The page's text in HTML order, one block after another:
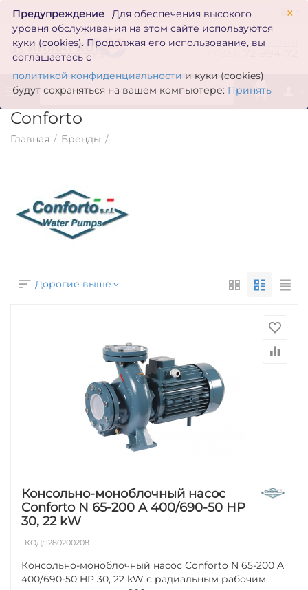
×
Предупреждение
Для обеспечения высокого
уровня обслуживания на этом сайте используются
куки (cookies). Продолжая его использование, вы
соглашаетесь с
политикой конфиденциальности и куки (cookies)
будут сохраняться на вашем компьютере: Принять
zakaz@inmarkon.ru
0
Conforto
Главная / Бренды /
Дорогие выше
Консольно-моноблочный насос
Conforto N 65-200 A 400/690-50 HP
30, 22 kW
КОД:1280200208
Консольно-моноблочный насос Conforto N 65-200 A
400/690-50 HP 30, 22 kW с радиальным рабочим